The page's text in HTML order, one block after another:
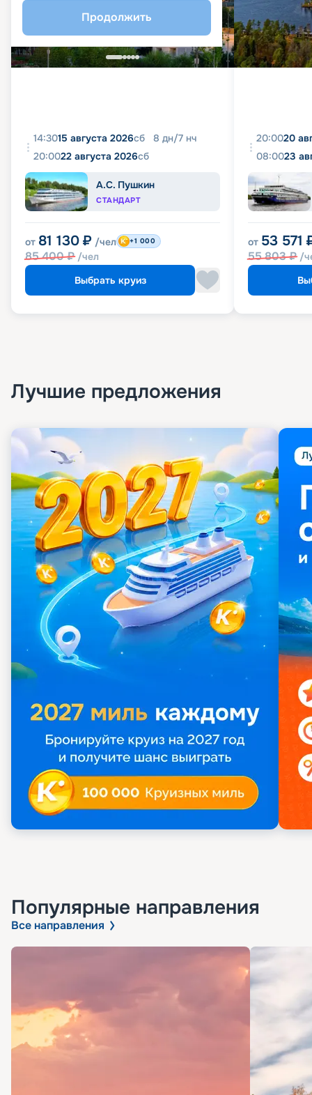
Продолжить
14:3015 августа 2026сб 8 дн/7 нч
20:0022 августа 2026сб
А.С. Пушкин
СТАНДАРТ
от 81 130 ₽ /чел
85 400₽ /чел
+1 000
Выбрать круиз
20:0020
08:0023
от 53 571
55 803₽ /
Лучшие предложения
Популярные направления
Все направления